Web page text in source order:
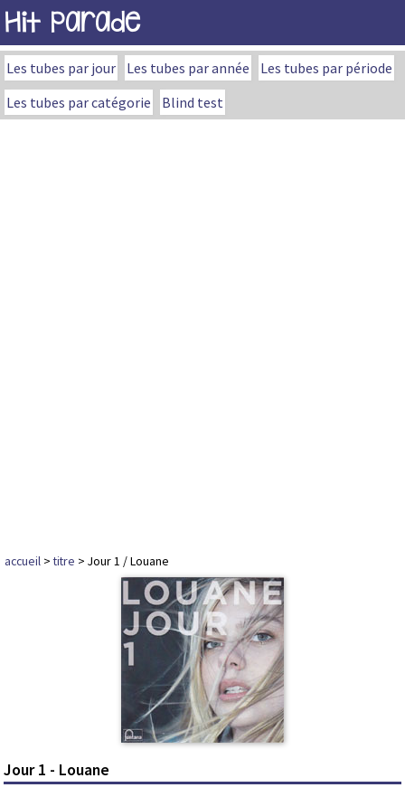
Hit Parade
Les tubes par jour Les tubes par année
Les tubes par période
Les tubes par catégorie
Blind test
accueil >titre > Jour 1 / Louane
Jour 1 - Louane